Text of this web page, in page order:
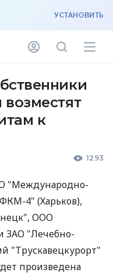
УСТАНОВИТЬ
к
1293
"Международно-
4" (Харьков),
ООО
ЗАО "Лечебно-
"Трускавецкурорт"
произведена